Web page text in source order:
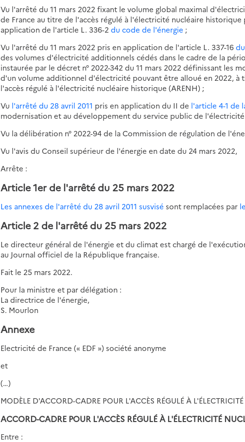
Vu l'arrêté du 11 mars 2022 fixant le volume global maximal
de France au titre de l'accès régulé à l'électricité nucléaire historique
application de l'article L. 336-2du code de l'énergie ;
Vu l'arrêté du 11 mars 2022 pris en application de l'article L. 337-16
des volumes d'électricité additionnels cédés dans le cadre de la
instaurée par le décret n° 2022-342 du 11 mars 2022 définissant les
d'un volume additionnel d'électricité pouvant être alloué en 2022, à
l'accès régulé à l'électricité nucléaire historique (ARENH) ;
Vu l'arrêté du 28 avril 2011 pris en application du II de l'article 4-1 de
modernisation et au développement du service public de
Vu la délibération n° 2022-94 de la Commission de régulation de
Vu l'avis du Conseil supérieur de l'énergie en date du 24 mars 2022,
Arrête :
Article 1er de l'arrêté du 25 mars 2022
Les annexes de l'arrêté du 28 avril 2011 susvisé sont remplacées par
Article 2 de l'arrêté du 25 mars 2022
Le directeur général de l'énergie et du climat est chargé de
au Journal officiel de la République française.
Fait le 25 mars 2022.
Pour la ministre et par délégation :
La directrice de l'énergie,
S. Mourlon
Annexe
Electricité de France (« EDF ») société anonyme
et
(…)
MODÈLE D'ACCORD-CADRE POUR L'ACCÈS RÉGULÉ À
ACCORD-CADRE POUR L'ACCÈS RÉGULÉ À L'ÉLECTRICITÉ
Entre :